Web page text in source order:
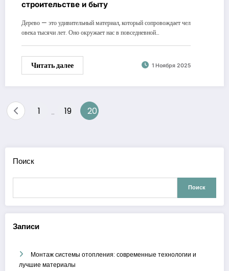
строительстве и быту
Дерево — это удивительный материал, который сопровождает чел
овека тысячи лет. Оно окружает нас в повседневной…
Читать далее 1 Ноября 2025
Пагинация
1 19 20
Поиск
Поиск
Записи
Монтаж системы отопления: современные технологии и
лучшие материалы